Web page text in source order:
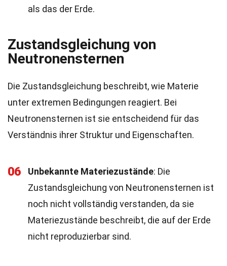
als das der Erde.
Zustandsgleichung von
Neutronensternen
Die Zustandsgleichung beschreibt, wie Materie
unter extremen Bedingungen reagiert. Bei
Neutronensternen ist sie entscheidend für das
Verständnis ihrer Struktur und Eigenschaften.
06 Unbekannte Materiezustände: Die
Zustandsgleichung von Neutronensternen ist
noch nicht vollständig verstanden, da sie
Materiezustände beschreibt, die auf der Erde
nicht reproduzierbar sind.